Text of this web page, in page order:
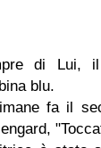
di Lui,
blu.
fa il